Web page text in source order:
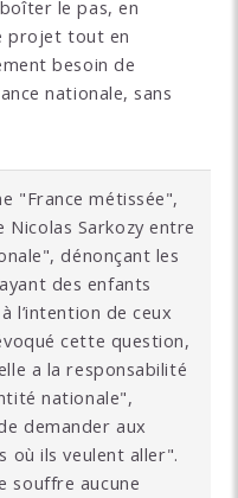
le pas, en
projet tout en
besoin de
nationale, sans
"France métissée",
Nicolas Sarkozy entre
dénonçant les
des enfants
l’intention de ceux
cette question,
a la responsabilité
nationale",
demander aux
où ils veulent aller".
souffre aucune